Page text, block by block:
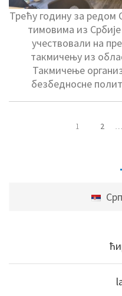
Трећу годину за
тимовима из
учествовали на
такмичењу из
Такмичење
безбедносне
1 2 …